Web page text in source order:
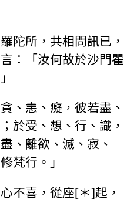
陀所，共相問訊已，
：「汝何故於沙門瞿
、恚、癡，彼若盡、
於受、想、行、識，
、離欲、滅、寂、
梵行。」
不喜，從座[＊]起，